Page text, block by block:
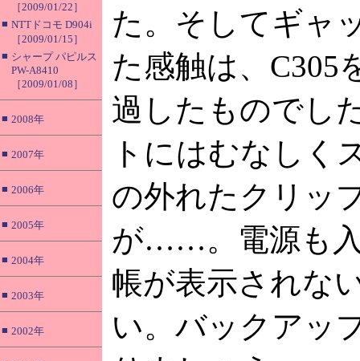
［2009/01/22］
■ NTTドコモ D904i
［2009/01/15］
■ シャープ パピルス
PW-A8410
［2009/01/08］
■ 2008年
■ 2007年
■ 2006年
■ 2005年
■ 2004年
■ 2003年
■ 2002年
た。そしてギャ
た感触は、C305
過したものでし
トにはむなしく
の外れたクリッ
が……。電源も
帳が表示されな
い。バックアッ